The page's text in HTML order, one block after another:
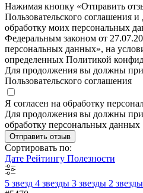
Нажимая кнопку «Отправить
Пользовательского соглашения и
обработку моих персональных
Федеральным законом от
персональных данных», на
определенных Политикой
Для продолжения вы должны
Пользовательского соглашения
Я согласен на обработку
Для продолжения вы должны
обработку персональных данных
Отправить отзыв
Сортировать по:
Дате Рейтингу Полезности
5 звезд 4 звезды 3 звезды 2 звезды